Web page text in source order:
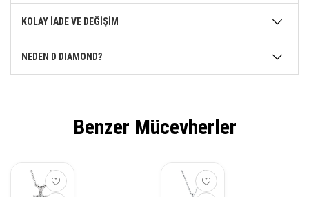
KOLAY İADE VE DEĞİŞİM
NEDEN D DIAMOND?
Benzer Mücevherler